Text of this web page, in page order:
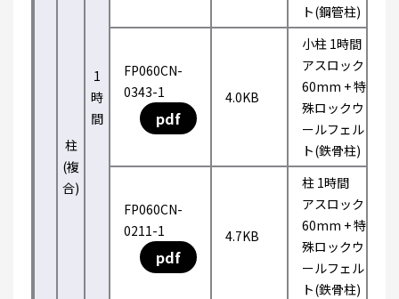
柱
(複
合)
1
時
間
ト(鋼管柱)
FP060CN-
0343-1
pdf
4.0KB
小柱 1時間
アスロック
60mm + 特
殊ロックウ
ールフェル
ト(鉄骨柱)
FP060CN-
0211-1
pdf
4.7KB
柱 1時間
アスロック
60mm + 特
殊ロックウ
ールフェル
ト(鉄骨柱)